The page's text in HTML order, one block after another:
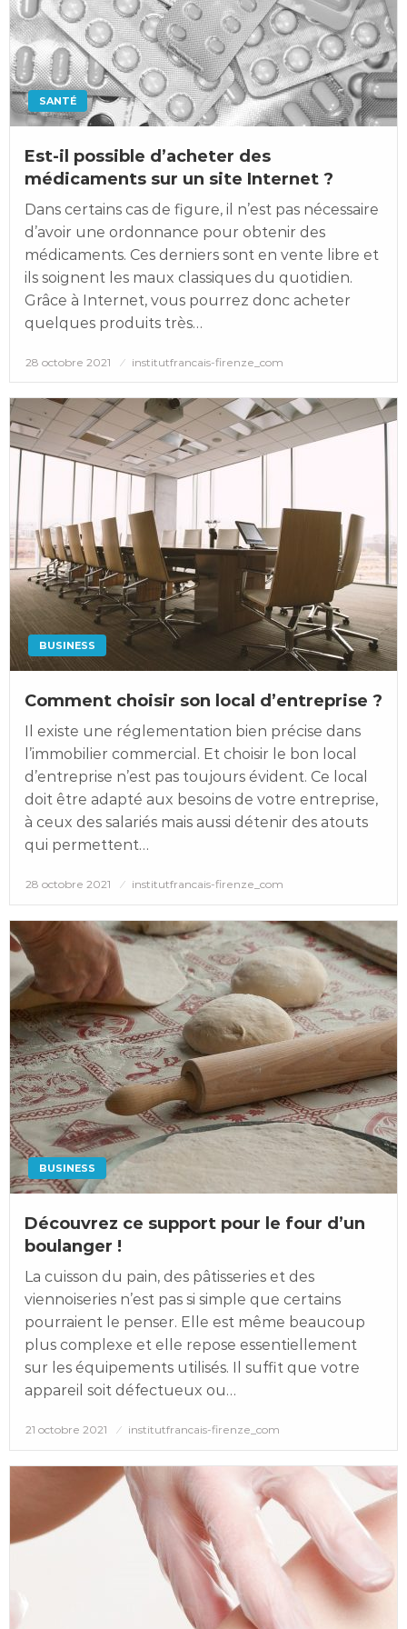
SANTÉ
Est-il possible d’acheter des
médicaments sur un site Internet ?
Dans certains cas de figure, il n’est pas nécessaire
d’avoir une ordonnance pour obtenir des
médicaments. Ces derniers sont en vente libre et
ils soignent les maux classiques du quotidien.
Grâce à Internet, vous pourrez donc acheter
quelques produits très…
Posted
28 octobre 2021 institutfrancais-firenze_com
BUSINESS
Comment choisir son local d’entreprise ?
Il existe une réglementation bien précise dans
l’immobilier commercial. Et choisir le bon local
d’entreprise n’est pas toujours évident. Ce local
doit être adapté aux besoins de votre entreprise,
à ceux des salariés mais aussi détenir des atouts
qui permettent…
Posted
28 octobre 2021 institutfrancais-firenze_com
BUSINESS
Découvrez ce support pour le four d’un
boulanger !
La cuisson du pain, des pâtisseries et des
viennoiseries n’est pas si simple que certains
pourraient le penser. Elle est même beaucoup
plus complexe et elle repose essentiellement
sur les équipements utilisés. Il suffit que votre
appareil soit défectueux ou…
Posted
21 octobre 2021 institutfrancais-firenze_com